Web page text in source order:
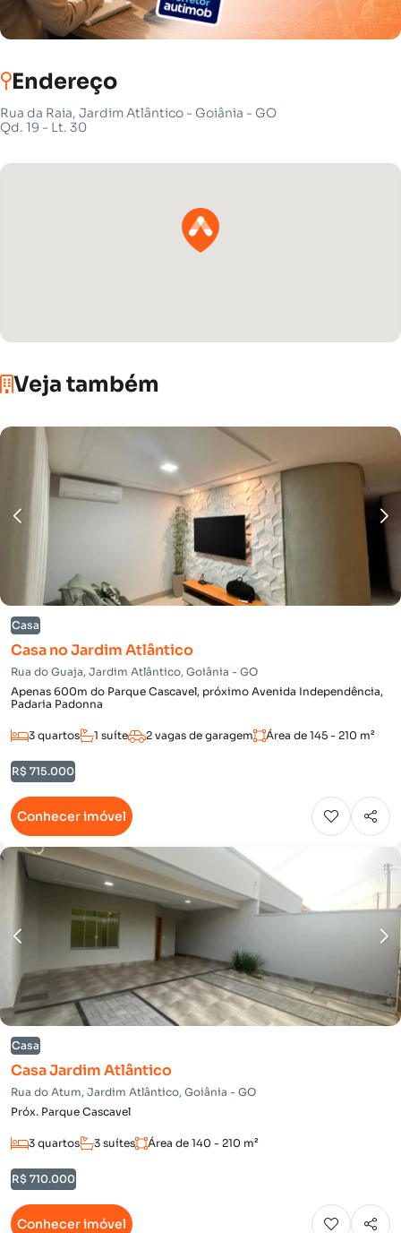
Endereço
Rua da Raia, Jardim Atlântico - Goiânia - GO
Qd. 19 - Lt. 30
Veja também
Casa
Casa no Jardim Atlântico
Rua do Guaja, Jardim Atlântico, Goiânia - GO
Apenas 600m do Parque Cascavel, próximo Avenida Independência,
Padaria Padonna
3 quartos 1 suíte 2 vagas de garagem Área de 145 - 210 m²
R$ 715.000
Conhecer imóvel
Casa
Casa Jardim Atlântico
Rua do Atum, Jardim Atlântico, Goiânia - GO
Próx. Parque Cascavel
3 quartos 3 suítes Área de 140 - 210 m²
R$ 710.000
Conhecer imóvel